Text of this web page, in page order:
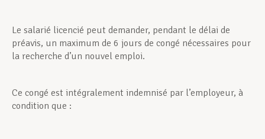
Le salarié licencié peut demander, pendant le délai de
préavis, un maximum de 6 jours de congé nécessaires pour
la recherche d’un nouvel emploi.
Ce congé est intégralement indemnisé par l’employeur, à
condition que :